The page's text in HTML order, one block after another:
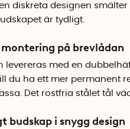
diskreta designen
är tydligt.
montering på brevlådan
levereras med en
du ha ett mer permanent
Det rostfria stålet tål
budskap i snygg design